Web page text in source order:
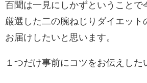
百聞は一見にしかずということで
厳選した二の腕ねじりダイエット
お届けしたいと思います。
１つだけ事前にコツをお伝えした